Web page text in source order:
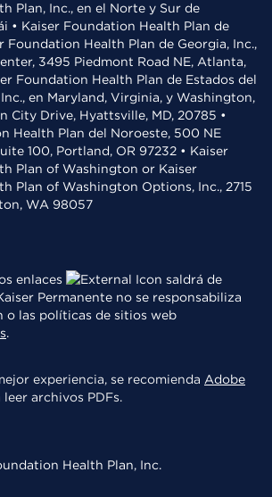
Plan, Inc., en el Norte y Sur de
• Kaiser Foundation Health Plan de
Foundation Health Plan de Georgia, Inc.,
3495 Piedmont Road NE, Atlanta,
Foundation Health Plan de Estados del
en Maryland, Virginia, y Washington,
City Drive, Hyattsville, MD, 20785 •
Health Plan del Noroeste, 500 NE
100, Portland, OR 97232 • Kaiser
Plan of Washington or Kaiser
Plan of Washington Options, Inc., 2715
WA 98057
enlaces
saldrá de
Permanente no se responsabiliza
o las políticas de sitios web
.
experiencia, se recomienda Adobe
leer archivos PDFs.
Health Plan, Inc.